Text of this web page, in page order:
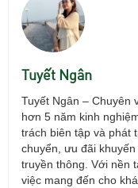
Tuyết Ngân
Tuyết Ngân – Chuyên
hơn 5 năm kinh nghi
trách biên tập và phát
chuyển, ưu đãi khuyến
truyền thông. Với nền
việc mang đến cho kh